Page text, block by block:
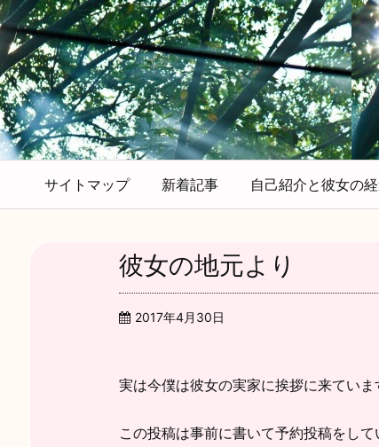
サイトマップ 新着記事 自己紹介と彼女の
彼女の地元より
2017年4月30日
実は今僕は彼女の実家に挨拶に来ていま
この投稿は事前に書いて予約投稿をし